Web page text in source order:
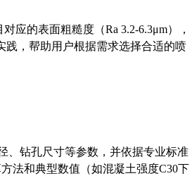
应的表面粗糙度（Ra 3.2-6.3μm），
践，帮助用户根据需求选择合适的喷
、钻孔尺寸等参数，并依据专业标准
法和典型数值（如混凝土强度C30下